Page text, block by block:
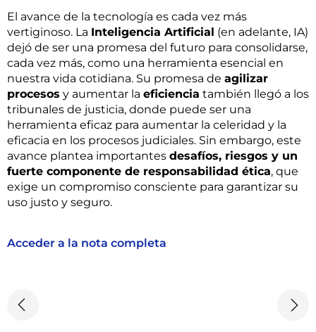
El avance de la tecnología es cada vez más
vertiginoso. La Inteligencia Artificial (en adelante, IA)
dejó de ser una promesa del futuro para consolidarse,
cada vez más, como una herramienta esencial en
nuestra vida cotidiana. Su promesa de agilizar
procesos y aumentar la eficiencia también llegó a los
tribunales de justicia, donde puede ser una
herramienta eficaz para aumentar la celeridad y la
eficacia en los procesos judiciales. Sin embargo, este
avance plantea importantes desafíos, riesgos y un
fuerte componente de responsabilidad ética, que
exige un compromiso consciente para garantizar su
uso justo y seguro.
Acceder a la nota completa